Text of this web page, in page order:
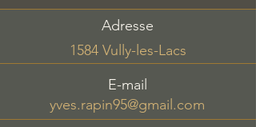
Adresse
1584 Vully-les-Lacs
E-mail
yves.rapin95@gmail.com